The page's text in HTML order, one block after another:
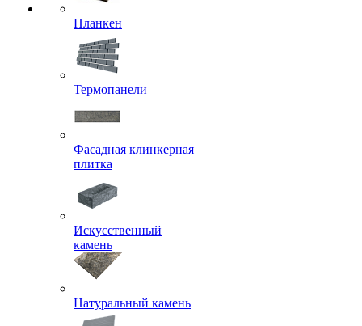
Планкен
Термопанели
Фасадная клинкерная
плитка
Искусственный
камень
Натуральный камень